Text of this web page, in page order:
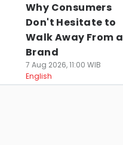
Why Consumers
Don't Hesitate to
Walk Away From a
Brand
7 Aug 2026, 11:00 WIB
English